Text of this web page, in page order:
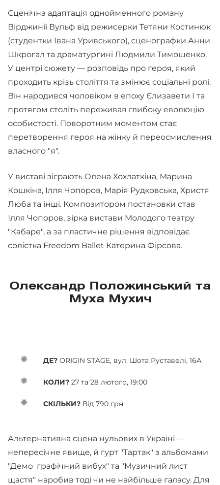
Сценічна адаптація однойменного роману
Вірджинії Вульф від режисерки Тетяни Костинюк
(студентки Івана Уривського), сценографки Анни
Шкрогал та драматургині Людмили Тимошенко.
У центрі сюжету — розповідь про героя, який
проходить крізь століття та змінює соціальні ролі.
Він народився чоловіком в епоху Єлизавети I та
протягом століть переживав глибоку еволюцію
особистості. Поворотним моментом стає
перетворення героя на жінку й переосмислення
власного "я".
У виставі зіграють Олена Хохлаткіна, Марина
Кошкіна, Ілля Чопоров, Марія Рудковська, Христя
Люба та інші. Композитором постановки став
Ілля Чопоров, зірка вистави Молодого театру
"Кабаре", а за пластичне рішення відповідає
солістка Freedom Ballet Катерина Фірсова.
Олександр Положинський та
Муха Мухич
ДЕ? ORIGIN STAGE, вул. Шота Руставелі, 16А
КОЛИ? 27 та 28 лютого, 19:00
СКІЛЬКИ? Від 790 грн
Альтернативна сцена нульових в Україні —
непересічне явище, й гурт "Тартак" з альбомами
"Демо_графічний вибух" та "Музичний лист
щастя" наробив тоді чи не найбільше галасу. Для